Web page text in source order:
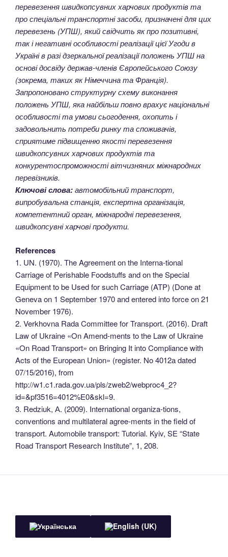
перевезення швидкопсувних харчових продуктів та
про спеціальні транспортні засоби, призначені для цих
перевезень (УПШ), який свідчить як про позитивні,
так і негативні особливості реалізації цієї Угоди в
Україні в разі дзеркальної реалізації положень УПШ на
основі досвіду держав-членів Європейського Союзу
(зокрема, таких як Німеччина та Франція).
Запропоновано структурну схему виконання
положень УПШ, яка найбільш повно врахує національні
особливості та умови сьогодення, охопить і
задовольнить потреби ринку та споживачів,
сприятиме підвищенню якості перевезення
швидкопсувних харчових продуктів та
конкурентоспроможності вітчизняних міжнародних
перевізників.
Ключові слова:автомобільний транспорт,
випробувальна станція, експертна організація,
компетентний орган, міжнародні перевезення,
швидкопсувні харчові продукти.
References
1. UN. (1970). The Agreement on the Interna-tional
Carriage of Perishable Foodstuffs and on the Special
Equipment to be Used for such Carriage (ATP) (Done at
Geneva on 1 September 1970 and entered into force on 21
November 1976).
2. Verkhovna Rada Committee for Transport. (2016). Draft
Law of Ukraine «On Amend-ments to the Law of Ukraine
«On Road Transport» on Bringing It into Compliance with
Acts of the European Union» (register. No 4012а dated
07/15/2016), from
http://w1.c1.rada.gov.ua/pls/zweb2/webproc4_2?
id=&pf3516=4012%E0&skl=9.
3. Redziuk, А. (2009). International organiza-tions,
conventions and multilateral agree-ments in the field of
transport. Automobile transport: Tutorial. Kyiv, SE “State
Road Transport Research Institute”, 1, 208.